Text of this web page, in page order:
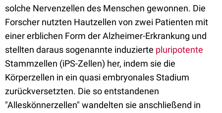
solche Nervenzellen des Menschen gewonnen. Die
Forscher nutzten Hautzellen von zwei Patienten mit
einer erblichen Form der Alzheimer-Erkrankung und
stellten daraus sogenannte induzierte pluripotente
Stammzellen (iPS-Zellen) her, indem sie die
Körperzellen in ein quasi embryonales Stadium
zurückversetzten. Die so entstandenen
"Alleskönnerzellen" wandelten sie anschließend in